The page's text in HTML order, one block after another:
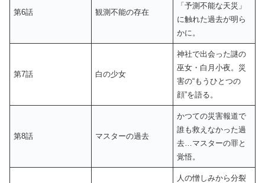
第6話 観測不能の存在
「予測不能な天災」
に触れた過去が明ら
かに。
第7話 白の少女
神社で出会った謎の
巫女・白月小夜。災
害の“もうひとつの
顔”を語る。
第8話 マスターの過去
かつての災害報道で
誰も救えなかった過
去…マスターの罪と
覚悟。
人の憎しみから分裂